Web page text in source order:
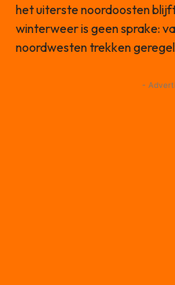
het uiterste noordoosten
winterweer is geen sprake:
noordwesten trekken
-